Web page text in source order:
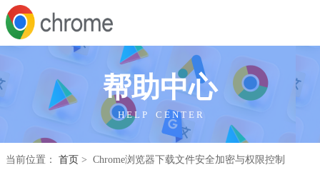
帮助中心
H E L P C E N T E R
当前位置： 首页 > Chrome浏览器下载文件安全加密与权限控制